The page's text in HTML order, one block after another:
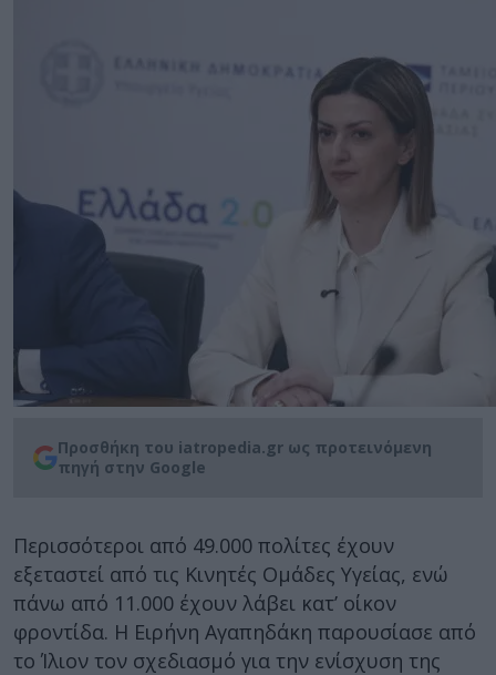
Προσθήκη του iatropedia.gr ως προτεινόμενη
πηγή στην Google
Περισσότεροι από 49.000 πολίτες έχουν
εξεταστεί από τις Κινητές Ομάδες Υγείας, ενώ
πάνω από 11.000 έχουν λάβει κατ’ οίκον
φροντίδα. Η Ειρήνη Αγαπηδάκη παρουσίασε από
το Ίλιον τον σχεδιασμό για την ενίσχυση της